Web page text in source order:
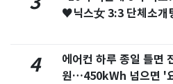
♥닉스女 3:3 단체소개
4
에어컨 하루 종일 틀면
원…450kWh 넘으면 '